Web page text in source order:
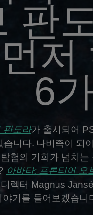
판
저
6
판도라가 출시되어
니다. 나비족이 되
험의 기회가 넘치
아바타: 프론티어 오
렉터 Magnus
기를 들어보겠습니